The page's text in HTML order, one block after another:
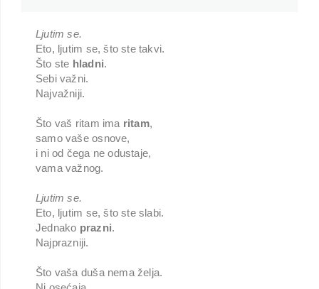
Ljutim se.
Eto, ljutim se, što ste takvi.
Što ste hladni.
Sebi važni.
Najvažniji.
Što vaš ritam ima ritam,
samo vaše osnove,
i ni od čega ne odustaje,
vama važnog.
Ljutim se.
Eto, ljutim se, što ste slabi.
Jednako prazni.
Najprazniji.
Što vaša duša nema želja.